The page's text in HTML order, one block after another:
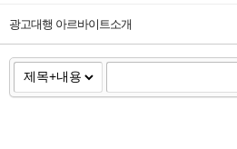
광고대행 아르바이트소개